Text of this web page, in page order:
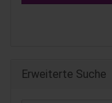
Erweiterte Suche